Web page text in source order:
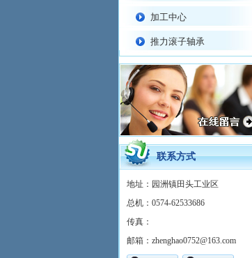
加工中心
推力滚子轴承
联系方式
地址：园洲镇田头工业区
总机：0574-62533686
传真：
邮箱：zhenghao0752@163.com